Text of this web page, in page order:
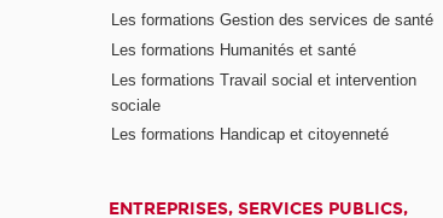
Les formations Gestion des services de santé
Les formations Humanités et santé
Les formations Travail social et intervention
sociale
Les formations Handicap et citoyenneté
ENTREPRISES, SERVICES PUBLICS,